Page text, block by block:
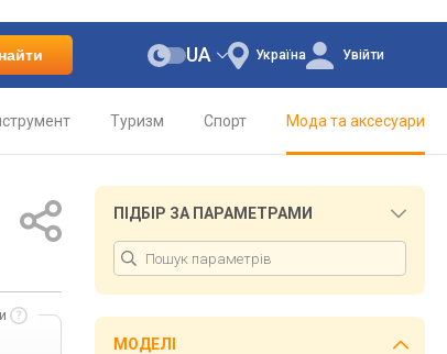
Україна
UA Увійти
Туризм Спорт Мода та аксесуари
ПІДБІР ЗА ПАРАМЕТРАМИ
МОДЕЛІ